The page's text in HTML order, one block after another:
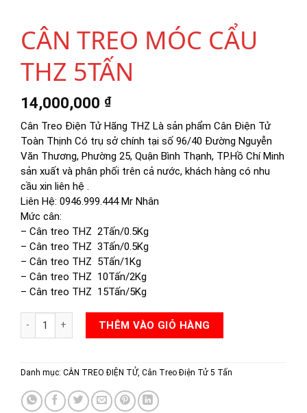
CÂN TREO MÓC CẨU
THZ 5TẤN
14,000,000 ₫
Cân Treo Điện Tử Hãng THZ Là sản phẩm Cân Điện Tử
Toàn Thịnh Có trụ sở chính tại số 96/40 Đường Nguyễn
Văn Thương, Phường 25, Quận Bình Thạnh, TP.Hồ Chí Minh
sản xuất và phân phối trên cả nước, khách hàng có nhu
cầu xin liên hệ .
Liên Hệ: 0946.999.444 Mr Nhân
Mức cân:
– Cân treo THZ 2Tấn/0.5Kg
– Cân treo THZ 3Tấn/0.5Kg
– Cân treo THZ 5Tấn/1Kg
– Cân treo THZ 10Tấn/2Kg
– Cân treo THZ 15Tấn/5Kg
CÂN TREO MÓC CẨU THZ 5TẤN số lượng
THÊM VÀO GIỎ HÀNG
Danh mục: CÂN TREO ĐIỆN TỬ, Cân Treo Điện Tử 5 Tấn